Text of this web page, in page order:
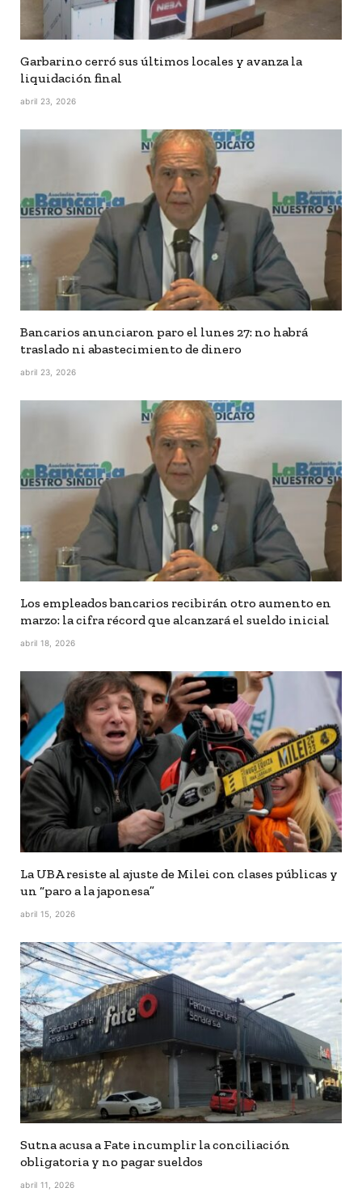
Garbarino cerró sus últimos locales y avanza la
liquidación final
abril 23, 2026
Bancarios anunciaron paro el lunes 27: no habrá
traslado ni abastecimiento de dinero
abril 23, 2026
Los empleados bancarios recibirán otro aumento en
marzo: la cifra récord que alcanzará el sueldo inicial
abril 18, 2026
La UBA resiste al ajuste de Milei con clases públicas y
un “paro a la japonesa”
abril 15, 2026
Sutna acusa a Fate incumplir la conciliación
obligatoria y no pagar sueldos
abril 11, 2026